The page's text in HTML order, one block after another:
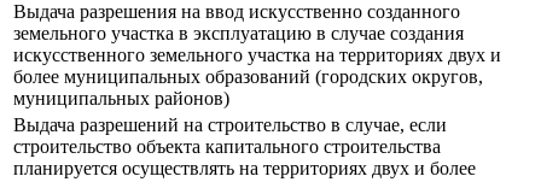
Выдача разрешения на ввод искусственно созданного
земельного участка в эксплуатацию в случае создания
искусственного земельного участка на территориях двух и
более муниципальных образований (городских округов,
муниципальных районов)
Выдача разрешений на строительство в случае, если
строительство объекта капитального строительства
планируется осуществлять на территориях двух и более